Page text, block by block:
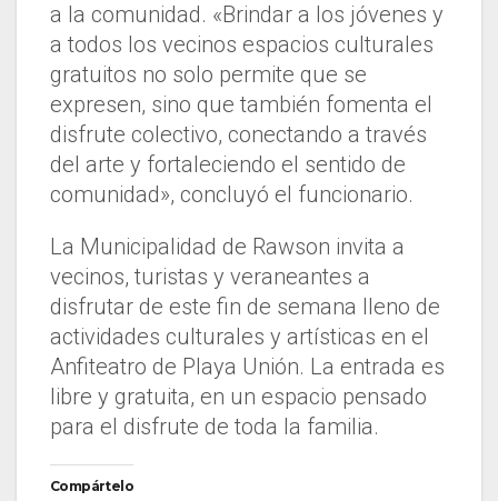
a la comunidad. «Brindar a los jóvenes y
a todos los vecinos espacios culturales
gratuitos no solo permite que se
expresen, sino que también fomenta el
disfrute colectivo, conectando a través
del arte y fortaleciendo el sentido de
comunidad», concluyó el funcionario.
La Municipalidad de Rawson invita a
vecinos, turistas y veraneantes a
disfrutar de este fin de semana lleno de
actividades culturales y artísticas en el
Anfiteatro de Playa Unión. La entrada es
libre y gratuita, en un espacio pensado
para el disfrute de toda la familia.
Compártelo